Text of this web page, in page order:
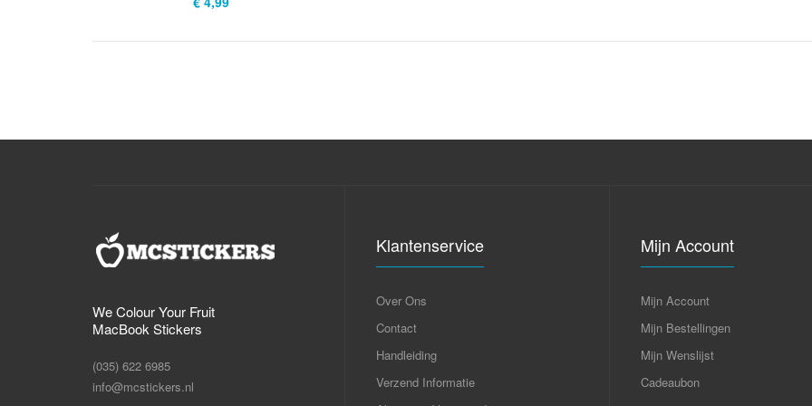
One Piece Monkey MacBook Sticker
uniek. De
€ 7,99
We Colour Your Fruit
MacBook Stickers
(035) 622 6985
info@mcstickers.nl
Klantenservice
Over Ons
Contact
Handleiding
Verzend Informatie
Mijn Account
Mijn Account
Mijn Bestellingen
Mijn Wenslijst
Cadeaubon